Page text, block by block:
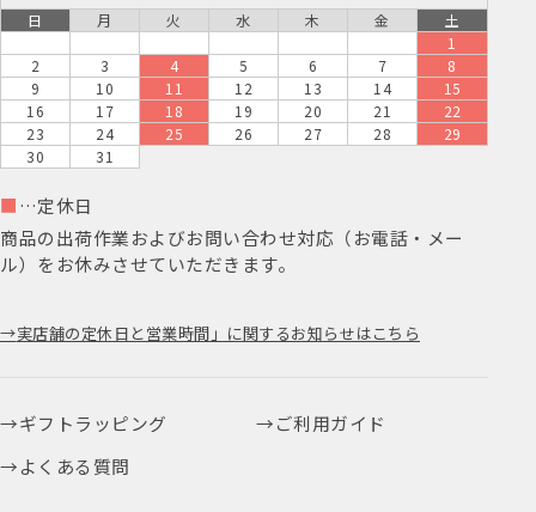
日 月 火 水 木 金
土
1
2
3 4 5 6 7
8
9
10 11 12 13 14
15
16
17 18 19 20 21
22
23
24 25 26 27 28
29
30
31
■ …定休日
商品の出荷作業およびお問い合わせ対応（お電話・メー
ル）をお休みさせていただきます。
実店舗の定休日と営業時間」に関するお知らせはこちら
ギフトラッピング
ご利用ガイド
よくある質問